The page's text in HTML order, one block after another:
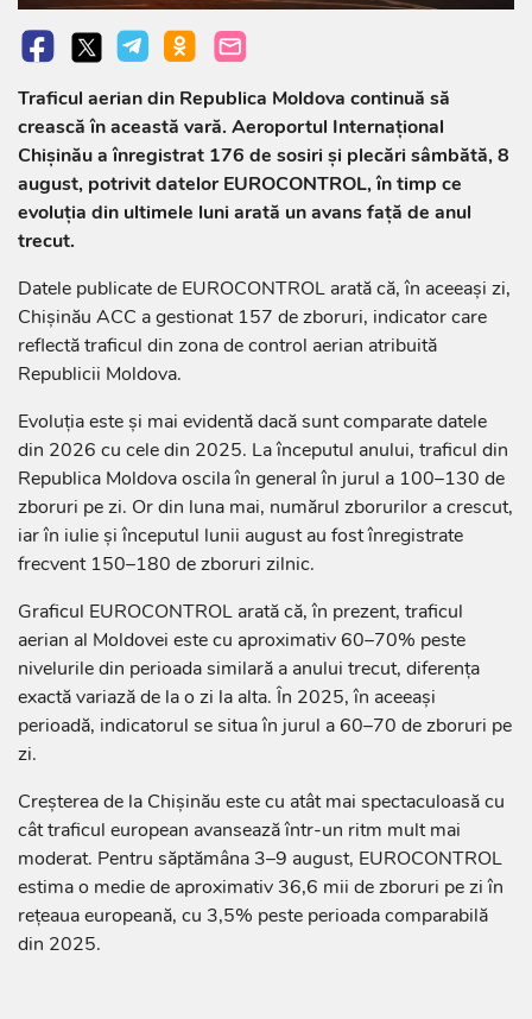
Traficul aerian din Republica Moldova continuă să
crească în această vară. Aeroportul Internațional
Chișinău a înregistrat 176 de sosiri și plecări sâmbătă, 8
august, potrivit datelor EUROCONTROL, în timp ce
evoluția din ultimele luni arată un avans față de anul
trecut.
Datele publicate de EUROCONTROL arată că, în aceeași zi,
Chișinău ACC a gestionat 157 de zboruri, indicator care
reflectă traficul din zona de control aerian atribuită
Republicii Moldova.
Evoluția este și mai evidentă dacă sunt comparate datele
din 2026 cu cele din 2025. La începutul anului, traficul din
Republica Moldova oscila în general în jurul a 100–130 de
zboruri pe zi. Or din luna mai, numărul zborurilor a crescut,
iar în iulie și începutul lunii august au fost înregistrate
frecvent 150–180 de zboruri zilnic.
Graficul EUROCONTROL arată că, în prezent, traficul
aerian al Moldovei este cu aproximativ 60–70% peste
nivelurile din perioada similară a anului trecut, diferența
exactă variază de la o zi la alta. În 2025, în aceeași
perioadă, indicatorul se situa în jurul a 60–70 de zboruri pe
zi.
Creșterea de la Chișinău este cu atât mai spectaculoasă cu
cât traficul european avansează într-un ritm mult mai
moderat. Pentru săptămâna 3–9 august, EUROCONTROL
estima o medie de aproximativ 36,6 mii de zboruri pe zi în
rețeaua europeană, cu 3,5% peste perioada comparabilă
din 2025.